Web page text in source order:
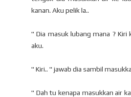
kanan. Aku pelik la..
" Dia masuk lubang mana ? Kiri
aku.
" Kiri.. " jawab dia sambil
" Dah tu kenapa masukkan air